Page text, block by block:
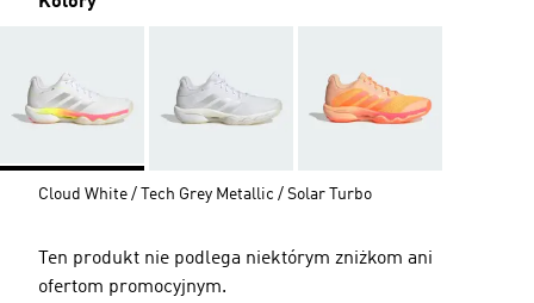
Cloud White / Tech Grey Metallic / Solar Turbo
Ten produkt nie podlega niektórym zniżkom ani
ofertom promocyjnym.